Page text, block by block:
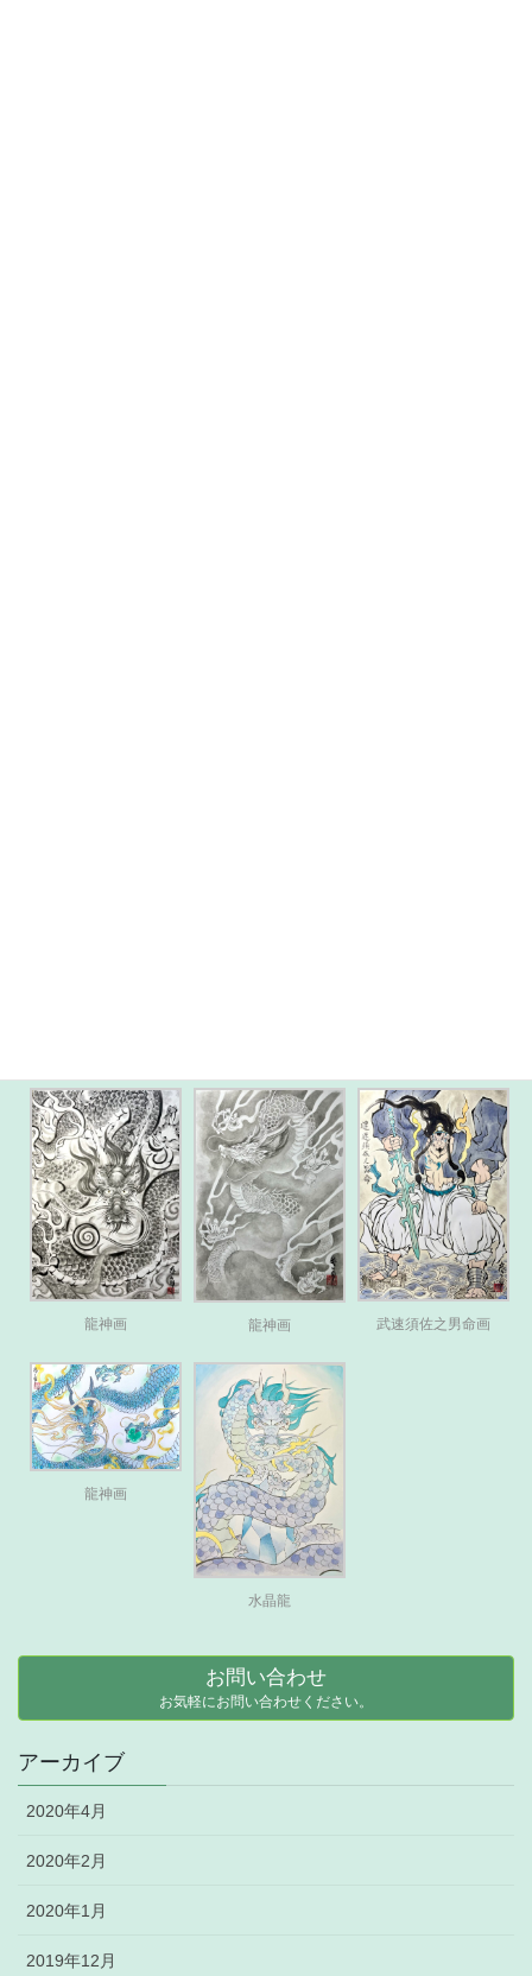
龍神画 龍神画 武速須佐之男命画
龍神画
水晶龍
お問い合わせ
お気軽にお問い合わせください。
アーカイブ
2020年4月
2020年2月
2020年1月
2019年12月